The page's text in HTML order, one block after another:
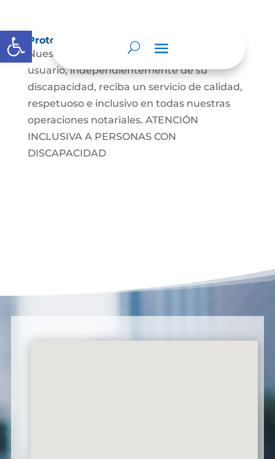
Abrir barra de herramientas
Protocolos de Atención
Nuestro objetivo es asegurar que cada
usuario, independientemente de su
discapacidad, reciba un servicio de calidad,
respetuoso e inclusivo en todas nuestras
operaciones notariales. ATENCIÓN
INCLUSIVA A PERSONAS CON
DISCAPACIDAD